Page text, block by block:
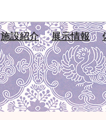
施設紹介 展示情報